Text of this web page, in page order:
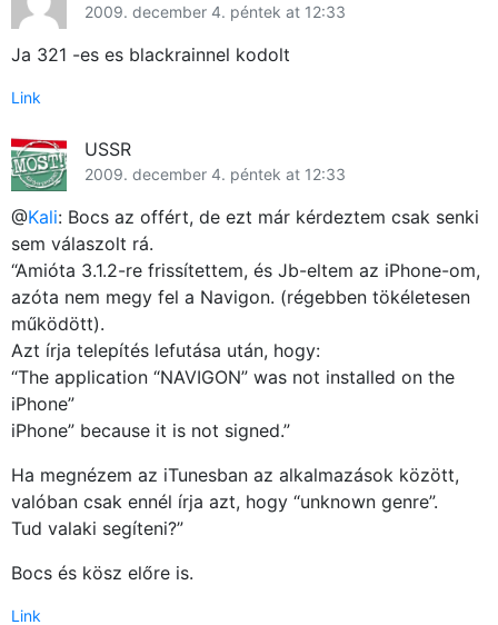
2009. december 4. péntek at 12:33
Ja 321 -es es blackrainnel kodolt
Link
USSR
2009. december 4. péntek at 12:33
@Kali: Bocs az offért, de ezt már kérdeztem csak senki
sem válaszolt rá.
“Amióta 3.1.2-re frissítettem, és Jb-eltem az iPhone-om,
azóta nem megy fel a Navigon. (régebben tökéletesen
működött).
Azt írja telepítés lefutása után, hogy:
“The application “NAVIGON” was not installed on the
iPhone”
iPhone” because it is not signed.”
Ha megnézem az iTunesban az alkalmazások között,
valóban csak ennél írja azt, hogy “unknown genre”.
Tud valaki segíteni?”
Bocs és kösz előre is.
Link